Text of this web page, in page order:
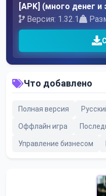
[APK] (много денег и
Версия: 1.32.1
Что добавлено
Полная версия
Оффлайн игра
Управление бизнесом